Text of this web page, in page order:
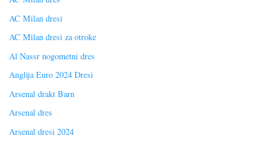
AC Milan dresi
AC Milan dresi za otroke
Al Nassr nogometni dres
Anglija Euro 2024 Dresi
Arsenal drakt Barn
Arsenal dres
Arsenal dresi 2024